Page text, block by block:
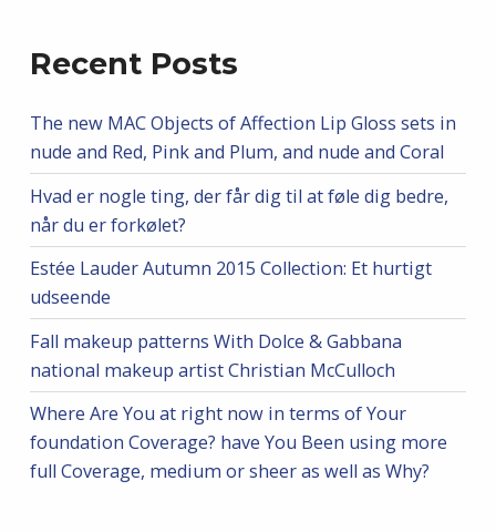
Recent Posts
The new MAC Objects of Affection Lip Gloss sets in
nude and Red, Pink and Plum, and nude and Coral
Hvad er nogle ting, der får dig til at føle dig bedre,
når du er forkølet?
Estée Lauder Autumn 2015 Collection: Et hurtigt
udseende
Fall makeup patterns With Dolce & Gabbana
national makeup artist Christian McCulloch
Where Are You at right now in terms of Your
foundation Coverage? have You Been using more
full Coverage, medium or sheer as well as Why?